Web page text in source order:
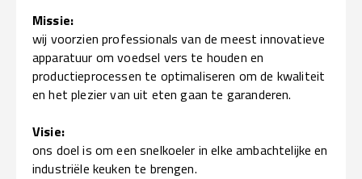
Missie:
wij voorzien professionals van de meest innovatieve
apparatuur om voedsel vers te houden en
productieprocessen te optimaliseren om de kwaliteit
en het plezier van uit eten gaan te garanderen.
Visie:
ons doel is om een snelkoeler in elke ambachtelijke en
industriële keuken te brengen.